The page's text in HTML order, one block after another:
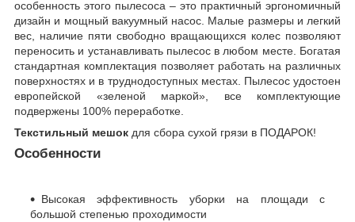
особенность этого пылесоса – это практичный эргономичный
дизайн и мощный вакуумный насос. Малые размеры и легкий
вес, наличие пяти свободно вращающихся колес позволяют
переносить и устанавливать пылесос в любом месте. Богатая
стандартная комплектация позволяет работать на различных
поверхностях и в труднодоступных местах. Пылесос удостоен
европейской «зеленой маркой», все комплектующие
подвержены 100% переработке.
Текстильный мешок для сбора сухой грязи в ПОДАРОК!
Особенности
Высокая эффективность уборки на площади c
большой степенью проходимости